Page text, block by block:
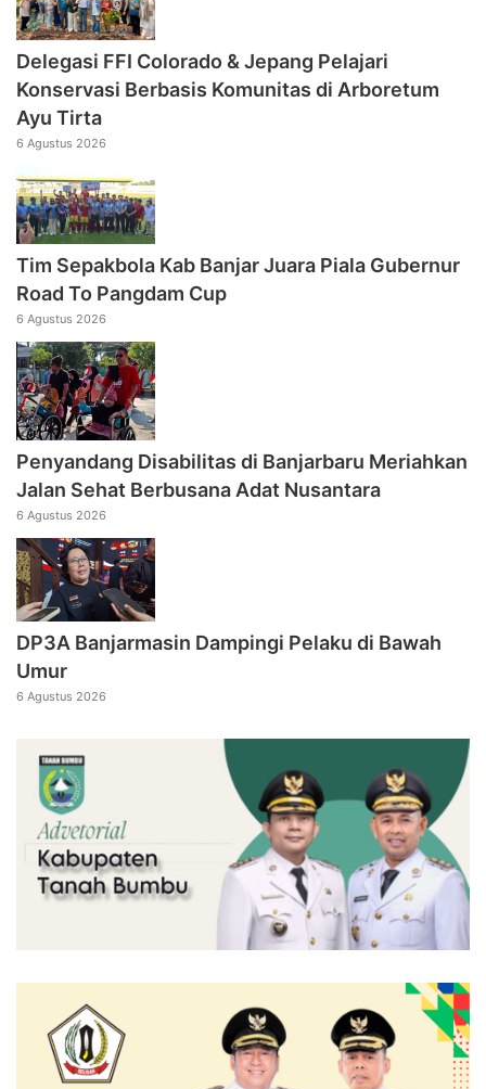
Delegasi FFI Colorado & Jepang Pelajari
Konservasi Berbasis Komunitas di Arboretum
Ayu Tirta
6 Agustus 2026
Tim Sepakbola Kab Banjar Juara Piala Gubernur
Road To Pangdam Cup
6 Agustus 2026
Penyandang Disabilitas di Banjarbaru Meriahkan
Jalan Sehat Berbusana Adat Nusantara
6 Agustus 2026
DP3A Banjarmasin Dampingi Pelaku di Bawah
Umur
6 Agustus 2026